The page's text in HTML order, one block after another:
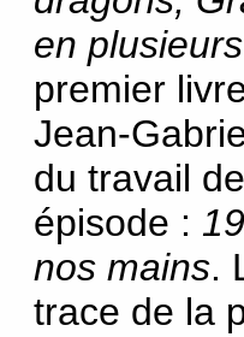
en
premier
Jean-
du travail
épisode :
nos mains.
trace de la